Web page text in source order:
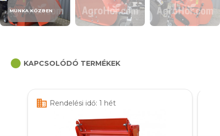
MUNKA KÖZBEN
circle KAPCSOLÓDÓ TERMÉKEK
business Rendelési idő: 1 hét